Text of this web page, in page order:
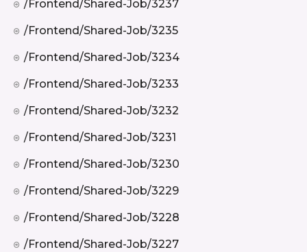
/frontend/shared-Job/3237
/frontend/shared-Job/3235
/frontend/shared-Job/3234
/frontend/shared-Job/3233
/frontend/shared-Job/3232
/frontend/shared-Job/3231
/frontend/shared-Job/3230
/frontend/shared-Job/3229
/frontend/shared-Job/3228
/frontend/shared-Job/3227